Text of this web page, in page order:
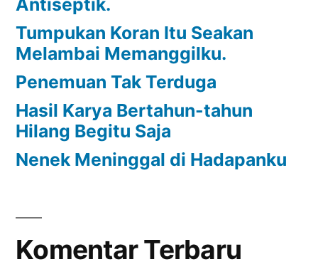
Tumpukan Koran Itu Seakan
Melambai Memanggilku.
Penemuan Tak Terduga
Hasil Karya Bertahun-tahun
Hilang Begitu Saja
Nenek Meninggal di Hadapanku
Komentar Terbaru